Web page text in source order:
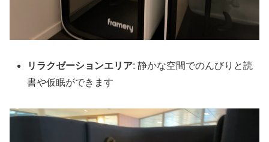
リラクゼーションエリア: 静かな空間でのんびりと読
書や仮眠ができます